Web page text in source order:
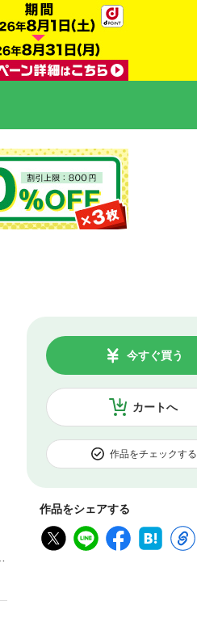
カートへ
今すぐ買う
作品をチェックする
作品をシェアする